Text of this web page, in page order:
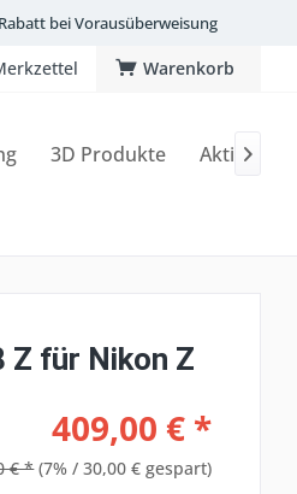
bei Vorausüberweisung
Warenkorb
3D Produkte Aktionen

Z für Nikon Z
409,00 € *
€ * (7% / 30,00 € gespart)